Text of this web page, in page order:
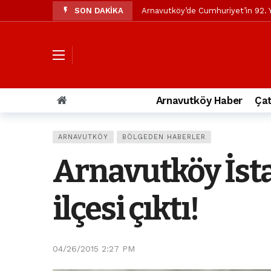
SON DAKİKA Arnavutköy’de Cumhuriyet’in 92.
Arnavutköy Taşoluk’ta seyir
Arnavutköy İmrahor Mahallesi
Toprak kaydı: 3 hafriyat
İstanbul Havalimanı yolundaki
Arnavutkoy Belediyesi’ne su
Arnavutköy Haber
ARNAVUTKÖY BÖLGEDEN HABERLER
Arnavutköy
ilçesi çıktı!
04/26/2015 2:27 PM